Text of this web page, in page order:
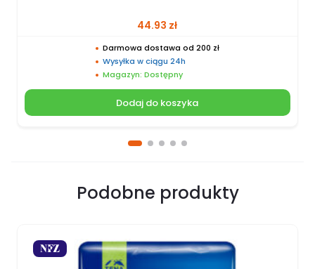
44.93 zł
Darmowa dostawa od 200 zł
Wysyłka w ciągu 24h
Magazyn: Dostępny
Dodaj do koszyka
Podobne produkty